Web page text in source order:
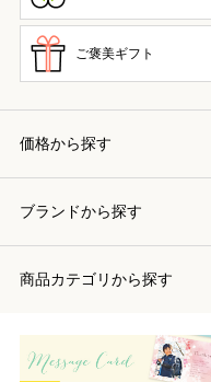
ご褒美ギフト
価格から探す
ブランドから探す
商品カテゴリから探す